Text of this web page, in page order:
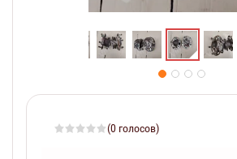
(0 голосов)